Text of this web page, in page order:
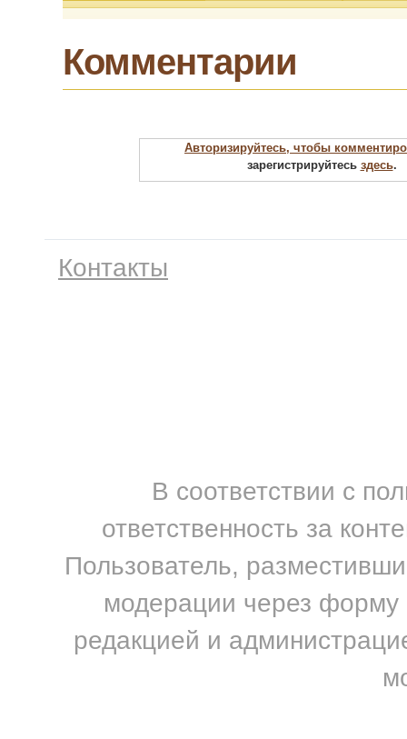
Комментарии
Авторизируйтесь, чтобы
зарегистрируйтесь здесь.
Контакты
В соответствии с
ответственность за
Пользователь,
модерации через форму
редакцией и